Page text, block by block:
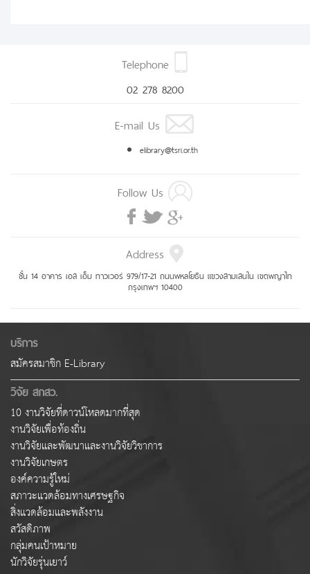
Telephone
02 278 8200
E-mail Us
elibrary@tsri.or.th
Follow Us
Address
ชั้น 14 อาคาร เอส เอ็ม ทาวเวอร์ 979/17-21 ถนนพหลโยธิน แขวงสามเสนใน เขตพญาไท
กรุงเทพฯ 10400
บริการ
สมัครสมาชิก E-Library
วิจัย สกสว.
10 งานวิจัยที่ดาวน์โหลดมากที่สุด
งานวิจัยเพื่อท้องถิ่น
งานวิจัยและพัฒนาและงานวิจัยวิชาการ
งานวิจัยเกษตร
องค์ความรู้ใหม่
สภาวะแวดล้อมทางเศรษฐกิจ
สิ่งแวดล้อมและพลังงาน
สวัสดิภาพ
กลุ่มคนเป้าหมาย
นักวิจัยรุ่นเยาว์